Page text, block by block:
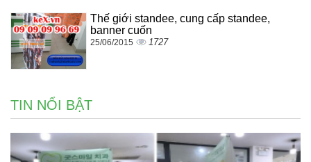
Thế giới standee, cung cấp standee,
banner cuốn
25/06/2015 1727
TIN NỔI BẬT